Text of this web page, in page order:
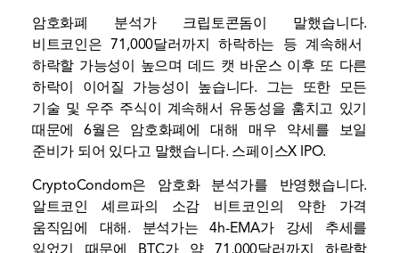
암호화폐 분석가 크립토콘돔이 말했습니다.
비트코인은 71,000달러까지 하락하는 등 계속해서
하락할 가능성이 높으며 데드 캣 바운스 이후 또 다른
하락이 이어질 가능성이 높습니다. 그는 또한 모든
기술 및 우주 주식이 계속해서 유동성을 훔치고 있기
때문에 6월은 암호화폐에 대해 매우 약세를 보일
준비가 되어 있다고 말했습니다. 스페이스X IPO.
CryptoCondom은 암호화 분석가를 반영했습니다.
알트코인 셰르파의 소감 비트코인의 약한 가격
움직임에 대해. 분석가는 4h-EMA가 강세 추세를